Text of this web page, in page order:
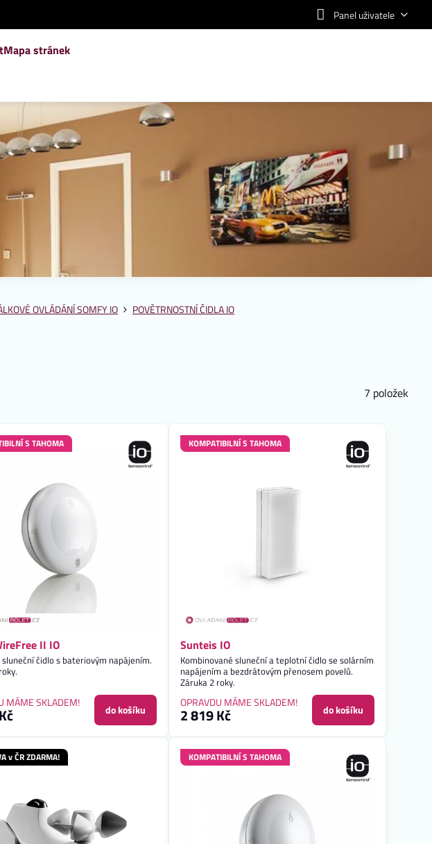
Panel uživatele
Mapa stránek
OVLÁDÁNÍ SOMFY IO POVĚTRNOSTNÍ ČIDLA IO
7 položek
S TAHOMA
II IO
sluneční čidlo s bateriovým napájením.
MÁME SKLADEM!
do košíku
KOMPATIBILNÍ S TAHOMA
Sunteis IO
Kombinované sluneční a teplotní čidlo se solárním
napájením a bezdrátovým přenosem povelů.
Záruka 2 roky.
OPRAVDU MÁME SKLADEM!
2 819 Kč do košíku
v ČR ZDARMA! KOMPATIBILNÍ S TAHOMA